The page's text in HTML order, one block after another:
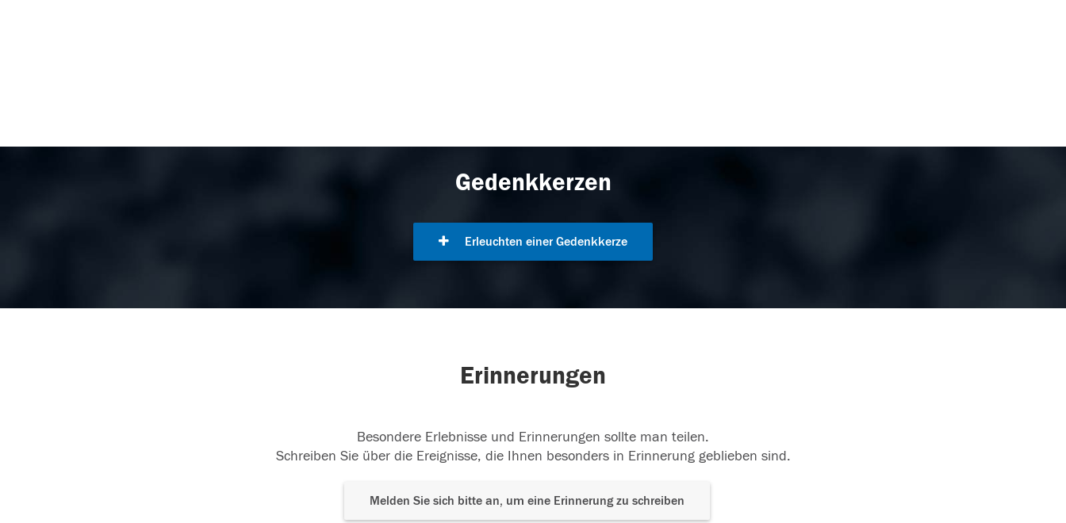
Gedenkkerzen
Erleuchten einer Gedenkkerze
Erinnerungen
Besondere Erlebnisse und Erinnerungen sollte man teilen.
Schreiben Sie über die Ereignisse, die Ihnen besonders in Erinnerung geblieben sind.
Melden Sie sich bitte an, um eine Erinnerung zu schreiben